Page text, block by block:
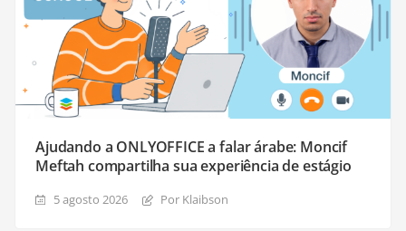
Ajudando a ONLYOFFICE a falar árabe: Moncif
Meftah compartilha sua experiência de estágio
5 agosto 2026 Por Klaibson